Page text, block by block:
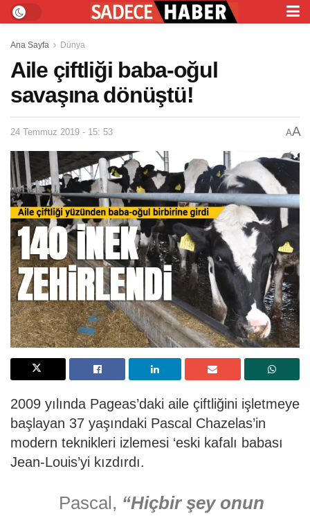
Ana Sayfa Dünya
Aile çiftliği baba-oğul
savaşına dönüştü!
24 Temmuz 2019 - 15: 53 AA
2009 yılında Pageas’daki aile çiftliğini işletmeye
başlayan 37 yaşındaki Pascal Chazelas’in
modern teknikleri izlemesi ‘eski kafalı babası
Jean-Louis’yi kızdırdı.
Pascal, “Hiçbir şey onun